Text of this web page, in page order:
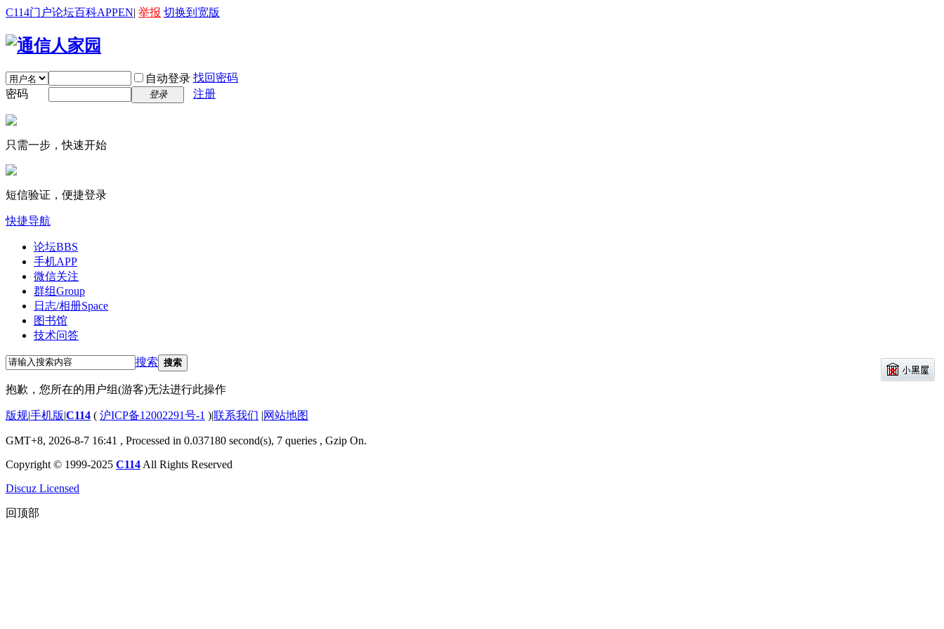
C114门户论坛百科APPEN| 举报 切换到宽版
自动登录 找回密码
密码
登录 注册
只需一步，快速开始
短信验证，便捷登录
快捷导航
论坛BBS
手机APP
微信关注
群组Group
日志/相册Space
图书馆
技术问答
搜索 搜索
抱歉，您所在的用户组(游客)无法进行此操作
版规|手机版|C114 ( 沪ICP备12002291号-1 )|联系我们 |网站地图
GMT+8, 2026-8-7 16:41 , Processed in 0.037180 second(s), 7 queries , Gzip On.
Copyright © 1999-2025 C114 All Rights Reserved
Discuz Licensed
回顶部